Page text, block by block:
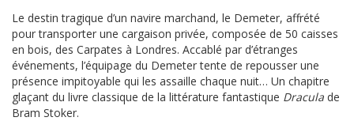
Le destin tragique d’un navire marchand, le Demeter, affrété
pour transporter une cargaison privée, composée de 50 caisses
en bois, des Carpates à Londres. Accablé par d’étranges
événements, l’équipage du Demeter tente de repousser une
présence impitoyable qui les assaille chaque nuit… Un chapitre
glaçant du livre classique de la littérature fantastique Dracula de
Bram Stoker.